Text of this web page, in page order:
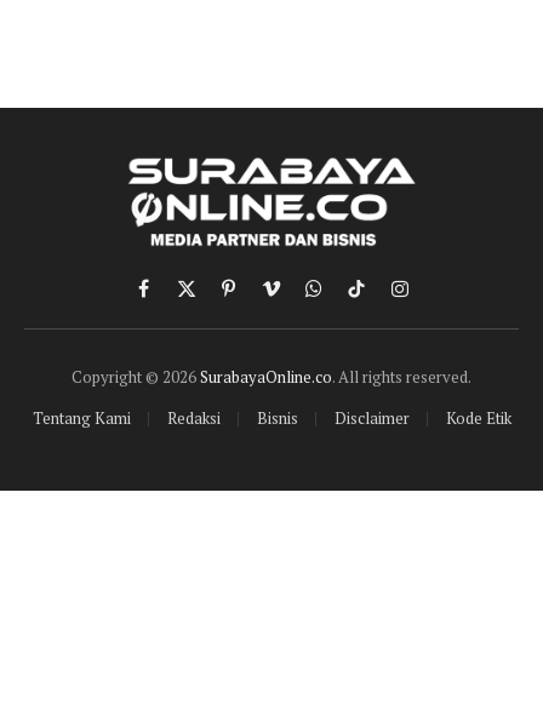
Facebook
X
(Twitter)
PinterestVimeoWhatsApp
TikTokInstagram
Copyright © 2026SurabayaOnline.co. All rights reserved.
Tentang Kami
Redaksi Bisnis Disclaimer Kode Etik